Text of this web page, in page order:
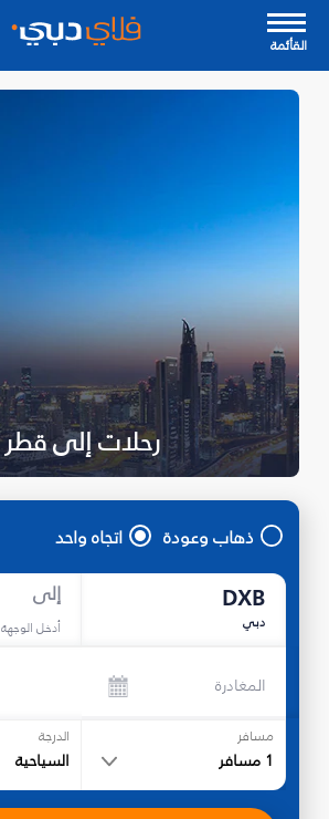
القأئمة
رحلات إلى قطر
ذهاب وعودة اتجاه واحد
DXB
دبي
إلى
أدخل الوجهة
المغادرة
مسافر
1 مسافر
الدرجة
السياحية